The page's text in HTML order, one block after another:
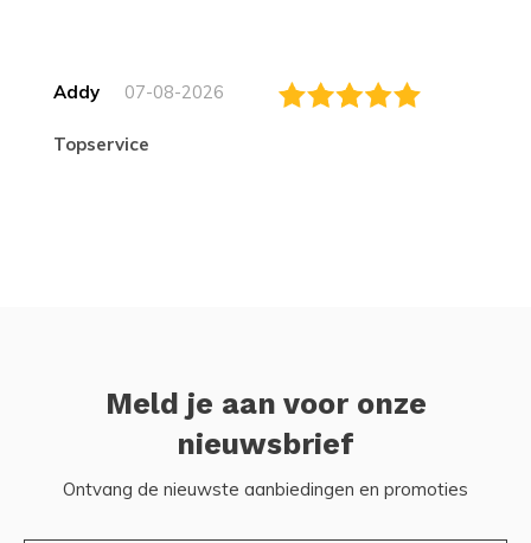
Addy 07-08-2026
topservice
Meld je aan voor onze
nieuwsbrief
Ontvang de nieuwste aanbiedingen en promoties